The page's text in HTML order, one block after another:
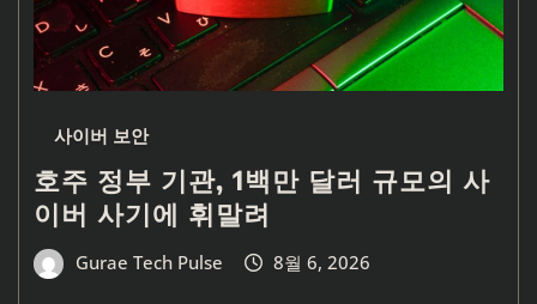
사이버 보안
호주 정부 기관, 1백만 달러 규모의 사
이버 사기에 휘말려
Gurae Tech Pulse 8월 6, 2026